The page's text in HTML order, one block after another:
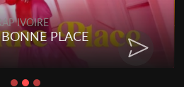
IVOIRE
PLACE